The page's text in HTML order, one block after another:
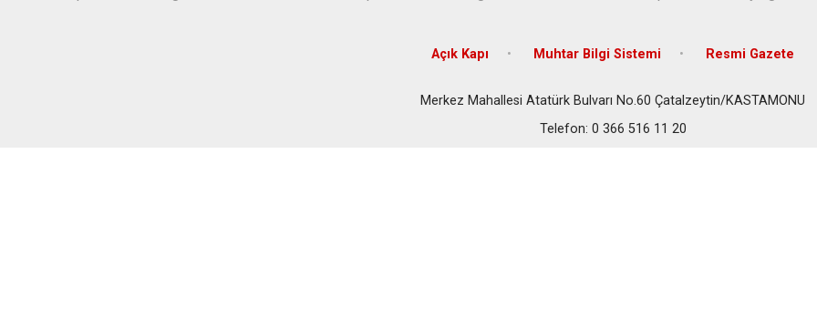
Açık Kapı Muhtar Bilgi Sistemi Resmi Gazete
Merkez Mahallesi Atatürk Bulvarı No.60 Çatalzeytin/KASTAMONU
Telefon: 0 366 516 11 20